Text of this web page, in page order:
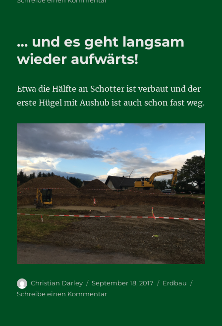
voran
… und es geht langsam
wieder aufwärts!
Etwa die Hälfte an Schotter ist verbaut und der
erste Hügel mit Aushub ist auch schon fast weg.
Autor
Christian Darley
Veröffentlicht
am
September 18, 2017 Kategorien
Erdbau
Schreibe einen Kommentarzu